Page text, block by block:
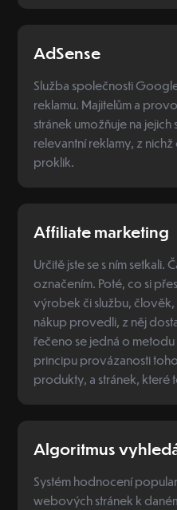
AdSense
Služba společnosti
reklamu. Majitelům a
stránek umožňuje na
relevantní reklamy, z
proklik.
Affiliate marketing
Určitě jste se s ním setkali.
označením. Poté, co si
výrobek či službu,
nákup provedli, z něj
řečeno se jedná o
principu provázanosti
produkty, a stránek,
Algoritmus
Systém hodnocení
webových stránek k